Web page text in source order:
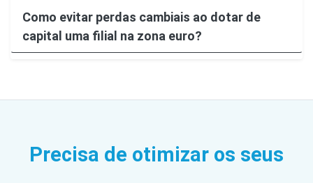
Como evitar perdas cambiais ao dotar de
capital uma filial na zona euro?
Precisa de otimizar os seus